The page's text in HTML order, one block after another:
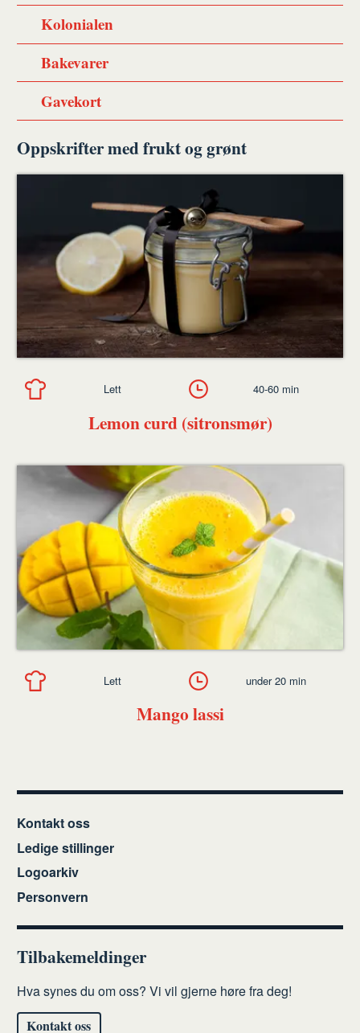
Kolonialen
Bakevarer
Gavekort
Oppskrifter med frukt og grønt
Lemon curd (sitronsmør)
Lett 40-60 min
Mango lassi
Lett under 20 min
Kontakt oss
Ledige stillinger
Logoarkiv
Personvern
Tilbakemeldinger
Hva synes du om oss? Vi vil gjerne høre fra deg!
Kontakt oss